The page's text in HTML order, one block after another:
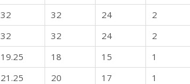
32 32 24 2
32 32 24 2
19.25 18 15 1
21.25 20 17 1